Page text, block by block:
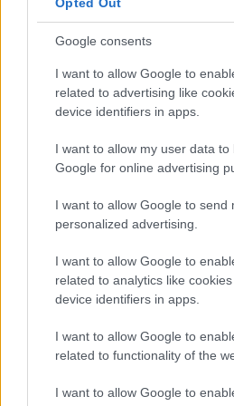
Google consents
I want to allow Google to
related to advertising like
device identifiers in apps.
I want to allow my user data to
Google for online advertising
I want to allow Google to send
personalized advertising.
I want to allow Google to
related to analytics like
device identifiers in apps.
I want to allow Google to
related to functionality of the
I want to allow Google to
(Association of Chartered
CIMA (Chartered Institute of
Accountants) “, afferma
senior di Hays Accountancy &
Qual è la parte migliore
manager finanziario?
Essere un manager
entusiasmante.
“Molte persone pensano che
ma certamente non è mai
afferma Southern (senior
totaljobs). “Sono stato
fantastici, incluso il lancio di
permesso di viaggiare e